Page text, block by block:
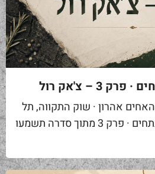
3 – צ'אק רול
אהרון · שוק התקווה, תל
אביב אנציקלופדיית הנתחים · פרק 3 מתוך סדרה תשמעו
ממסעדות הבשר הטובות...